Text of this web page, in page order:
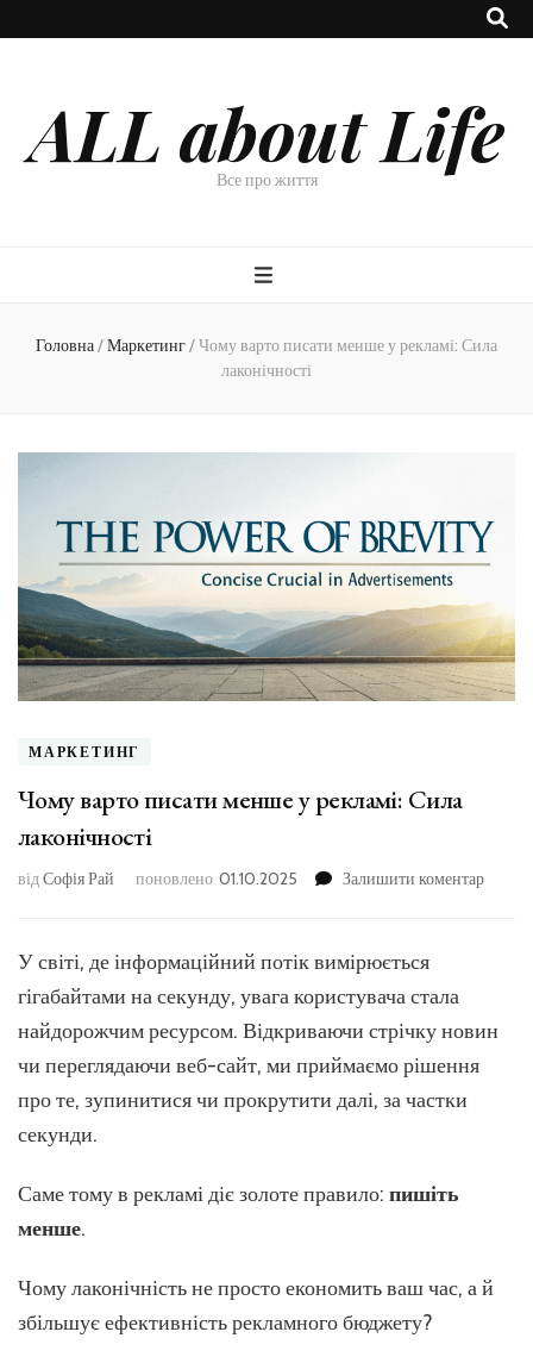
ALL about Life
Все про життя
Головна/Маркетинг/Чому варто писати менше у рекламі: Сила
лаконічності
МАРКЕТИНГ
Чому варто писати менше у рекламі: Сила
лаконічності
відСофія Рай поновлено 01.10.2025 Залишити коментардо
У світі, де інформаційний потік вимірюється
гігабайтами на секунду, увага користувача стала
найдорожчим ресурсом. Відкриваючи стрічку новин
чи переглядаючи веб-сайт, ми приймаємо рішення
про те, зупинитися чи прокрутити далі, за частки
секунди.
Саме тому в рекламі діє золоте правило: пишіть
менше.
Чому лаконічність не просто економить ваш час, а й
збільшує ефективність рекламного бюджету?